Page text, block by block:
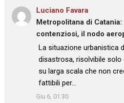
Luciano Favara
Metropolitana di
contenziosi, il nodo
: “La situazione urbanistica
disastrosa, risolvibile solo
su larga scala che non
fattibili per…
Giu 6, 01:30